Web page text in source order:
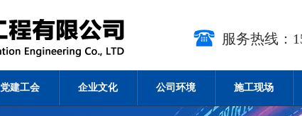
服务热线：
党建工会 企业文化 公司环境 施工现场